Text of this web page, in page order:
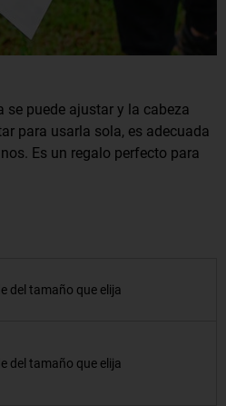
puede ajustar y la cabeza
para usarla sola, es adecuada
Es un regalo perfecto para
del tamaño que elija
del tamaño que elija